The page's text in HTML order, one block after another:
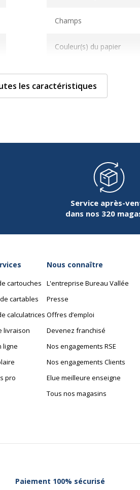
Champs
Couleur(s) du papier
Daté
Disposition
Localisation
Matériau(x) du produit
vous
Nombre de pages ou
Propriétés
Relié
Caractéristiques
les caractéristiques
Service après-
dans nos 320
cartouches
cartables
calculatrices
livraison
ligne
pro
Nous connaître
L'entreprise Bureau Vallée
Presse
Offres d’emploi
Devenez franchisé
Nos engagements RSE
Nos engagements Clients
Elue meilleure enseigne
Tous nos magasins
Paiement 100% sécurisé